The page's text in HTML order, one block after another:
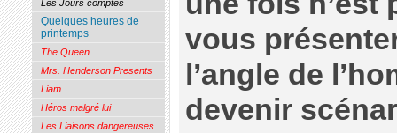
vous
l’angle de
devenir
Les Jours comptés
Quelques heures de
printemps
The Queen
Mrs. Henderson Presents
Liam
Héros malgré lui
Les Liaisons dangereuses